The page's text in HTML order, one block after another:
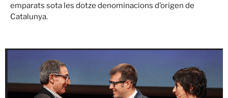
emparats sota les dotze denominacions d’origen de
Catalunya.